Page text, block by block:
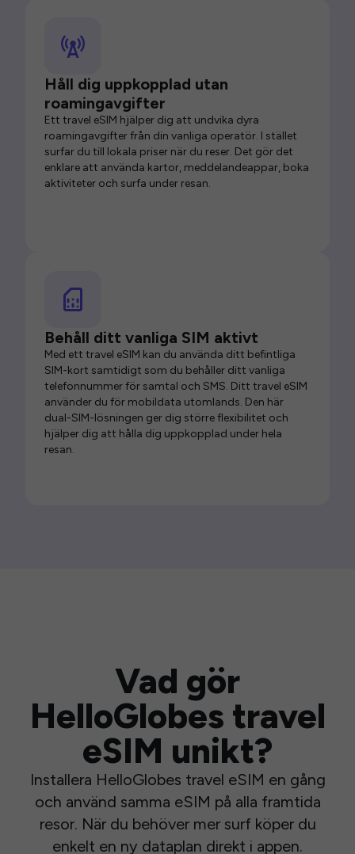
Håll dig uppkopplad utan
roamingavgifter
Ett travel eSIM hjälper dig att undvika dyra
roamingavgifter från din vanliga operatör. I stället
surfar du till lokala priser när du reser. Det gör det
enklare att använda kartor, meddelandeappar, boka
aktiviteter och surfa under resan.
Behåll ditt vanliga SIM aktivt
Med ett travel eSIM kan du använda ditt befintliga
SIM-kort samtidigt som du behåller ditt vanliga
telefonnummer för samtal och SMS. Ditt travel eSIM
använder du för mobildata utomlands. Den här
dual-SIM-lösningen ger dig större flexibilitet och
hjälper dig att hålla dig uppkopplad under hela
resan.
Vad gör
HelloGlobes travel
eSIM unikt?
Installera HelloGlobes travel eSIM en gång
och använd samma eSIM på alla framtida
resor. När du behöver mer surf köper du
enkelt en ny dataplan direkt i appen.